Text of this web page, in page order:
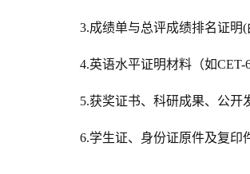
3.成绩单与总评成绩排名证明(
4.英语水平证明材料（如CET-6
5.获奖证书、科研成果、公开
6.学生证、身份证原件及复印